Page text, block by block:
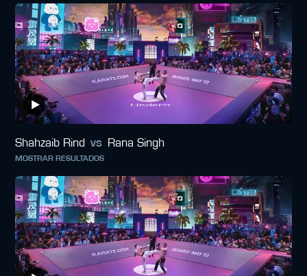
Shahzaib Rind vs Rana Singh
MOSTRAR RESULTADOS